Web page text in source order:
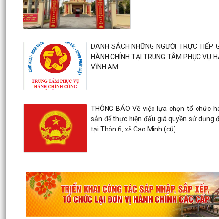
DANH SÁCH NHỮNG NGƯỜI TRỰC TIẾP
HÀNH CHÍNH TẠI TRUNG TÂM PHỤC VỤ
VĨNH AM
THÔNG BÁO Về việc lựa chọn tổ chức
sản để thực hiện đấu giá quyền sử dụng
tại Thôn 6, xã Cao Minh (cũ)...